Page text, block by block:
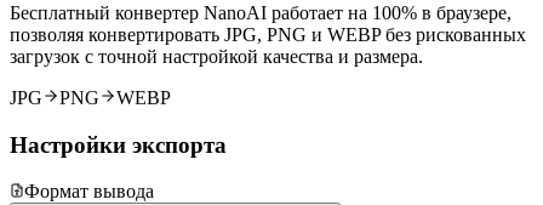
Бесплатный конвертер NanoAI работает на 100% в браузере,
позволяя конвертировать JPG, PNG и WEBP без рискованных
загрузок с точной настройкой качества и размера.
JPG
PNG WEBP
Настройки экспорта
Формат вывода